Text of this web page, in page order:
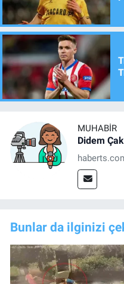
MUHABIR
Didem
Bunlar da ilginizi